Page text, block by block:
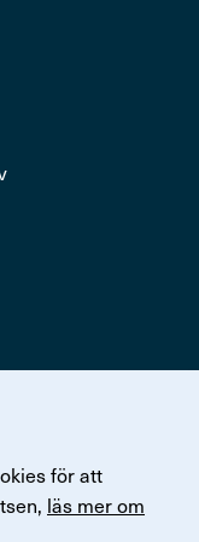
för att
läs mer om